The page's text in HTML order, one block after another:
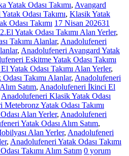
Yatak Odası Takımı, Avangard
Odası Takımı, Klasik Yatak
Odası Takımı 17 Nisan 202631
Yatak Odası Takımı Alan Yerler,
Takımı Alanlar, Anadolufeneri
, Anadolufeneri Avangard Yatak
Eskitme Yatak Odası Takımı
Yatak Odası Takımı Alan Yerler,
Takımı Alanlar, Anadolufeneri
Satım, Anadolufeneri İkinci El
Anadolufeneri Klasik Yatak Odası
Yatak Odası Takımı
Alan Yerler, Anadolufeneri
Yatak Odası Alım Satım,
Alan Yerler, Anadolufeneri
, Anadolufeneri Yatak Odası Takımı
Takımı Alım Satım 0 yorum